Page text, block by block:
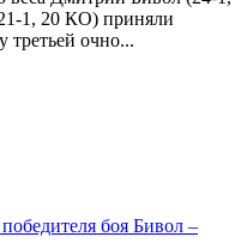
1, 20 КО) приняли
третьей очно...
боя Бивол –